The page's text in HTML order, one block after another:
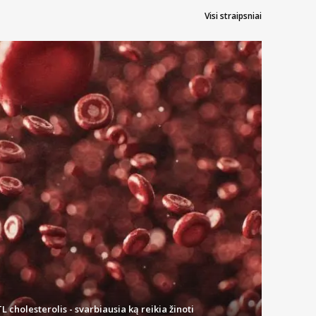
sudėtyje bus medžiagų, kurios apsaugos nuo aktyvių
sudėtyje greičiausiai nebus apsauginių medžiagų, todėl
nebus veiksminga), koks yra naudojimo laikas, dozė,
naudojimą.
plaštakas, atkreipdami dėmesį į tarpus tarp pirštų ir odą po
įsitikinkite, kad priemonė išdžiūvo.
rūšių pavyzdžiai:
Visi straipsniai
cholesterolis - svarbiausia ką reikia žinoti